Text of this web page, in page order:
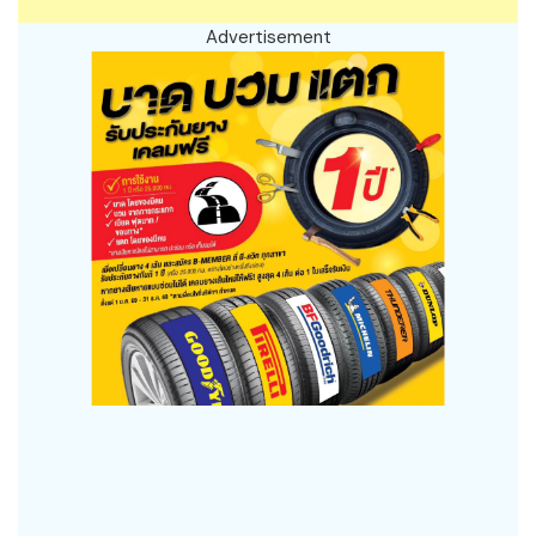
Advertisement